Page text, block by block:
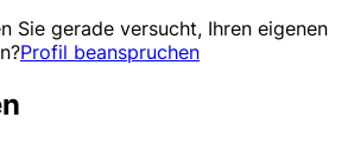
Sie gerade versucht, Ihren eigenen
Profil beanspruchen